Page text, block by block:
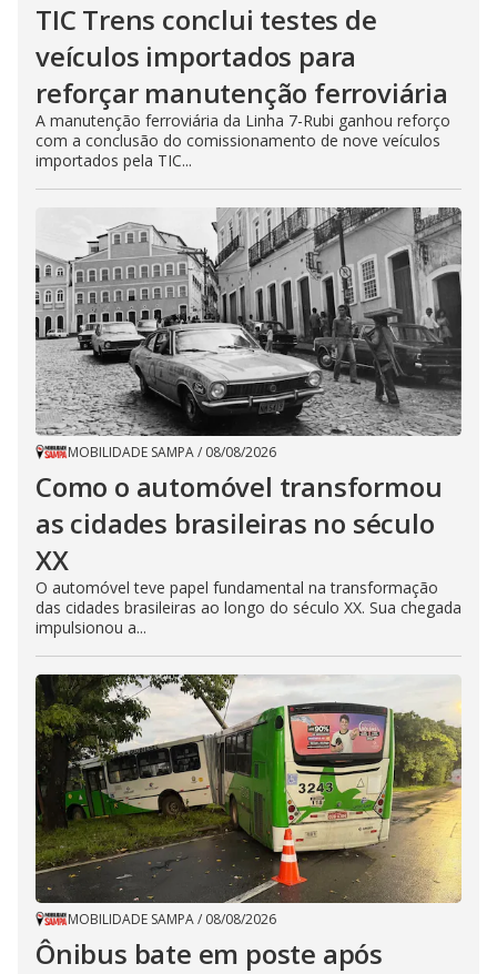
TIC Trens conclui testes de
veículos importados para
reforçar manutenção ferroviária
A manutenção ferroviária da Linha 7-Rubi ganhou reforço
com a conclusão do comissionamento de nove veículos
importados pela TIC...
MOBILIDADE SAMPA/ 08/08/2026
Como o automóvel transformou
as cidades brasileiras no século
XX
O automóvel teve papel fundamental na transformação
das cidades brasileiras ao longo do século XX. Sua chegada
impulsionou a...
MOBILIDADE SAMPA/ 08/08/2026
Ônibus bate em poste após